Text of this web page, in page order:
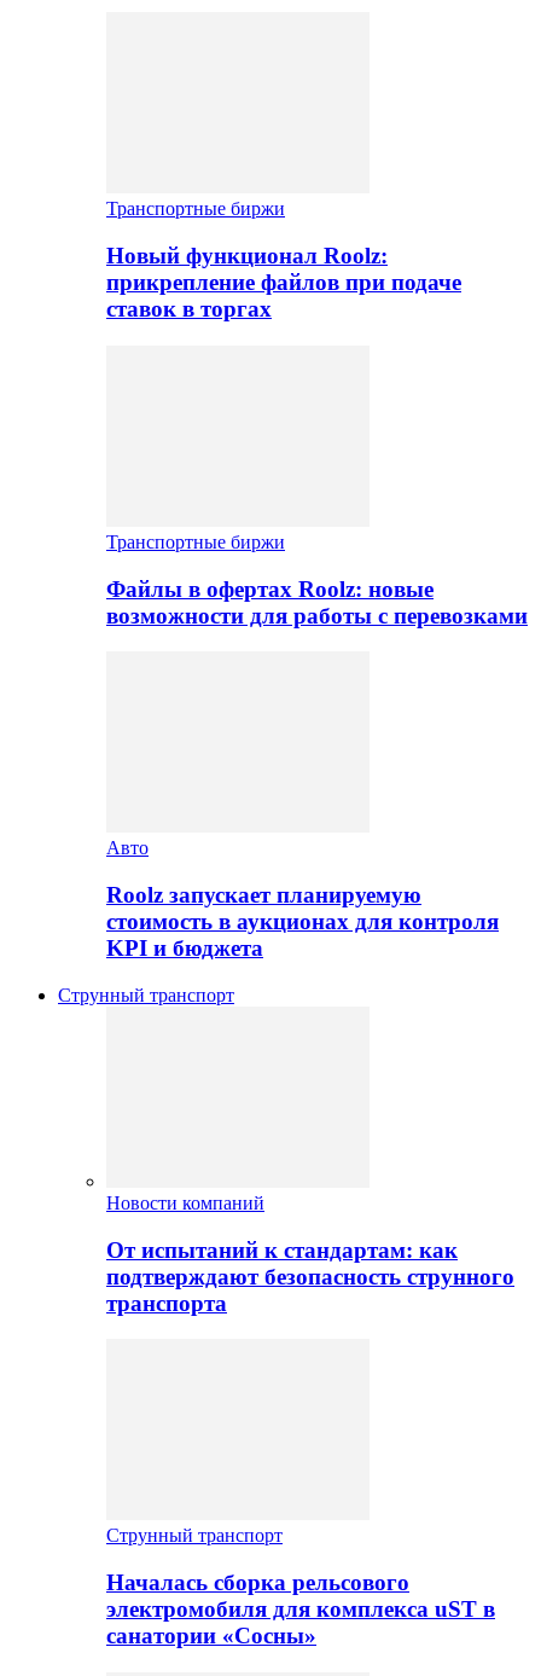
Транспортные биржи
Новый функционал Roolz:
прикрепление файлов при подаче
ставок в торгах
Транспортные биржи
Файлы в офертах Roolz: новые
возможности для работы с перевозками
Авто
Roolz запускает планируемую
стоимость в аукционах для контроля
KPI и бюджета
Струнный транспорт
Новости компаний
От испытаний к стандартам: как
подтверждают безопасность струнного
транспорта
Струнный транспорт
Началась сборка рельсового
электромобиля для комплекса uST в
санатории «Сосны»